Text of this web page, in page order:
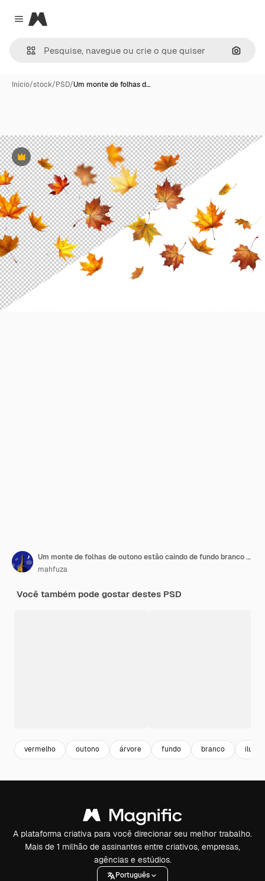
Close menu
Magnific
Início/stock/PSD/Um monte de folhas d…
Premium
Um monte de folhas de outono estão caindo de fundo branco com um padrão de folhas vermelhas e amarelas
mahfuza
Você também pode gostar destes PSD
vermelho outono árvore fundo branco
A plataforma criativa para você direcionar seu melhor trabalho.
Mais de 1 milhão de assinantes entre criativos, empresas,
agências e estúdios.
Português